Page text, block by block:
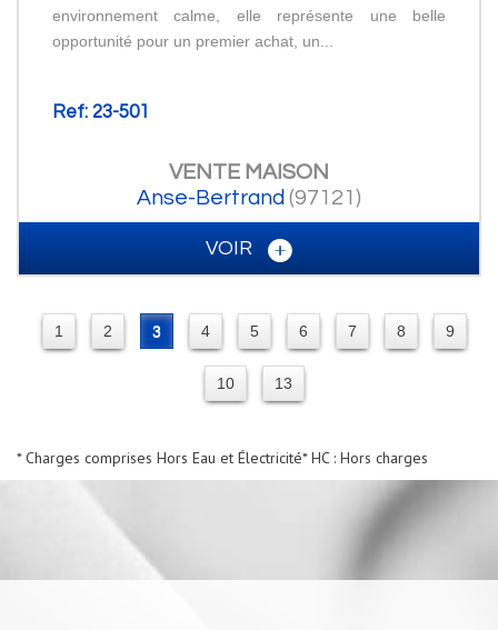
environnement calme, elle représente une belle
opportunité pour un premier achat, un...
Ref: 23-501
VENTE MAISON
Anse-Bertrand (97121)
VOIR
1 2 3 4 5 6 7 8 9
10 13
* Charges comprises Hors Eau et Électricité* HC : Hors charges